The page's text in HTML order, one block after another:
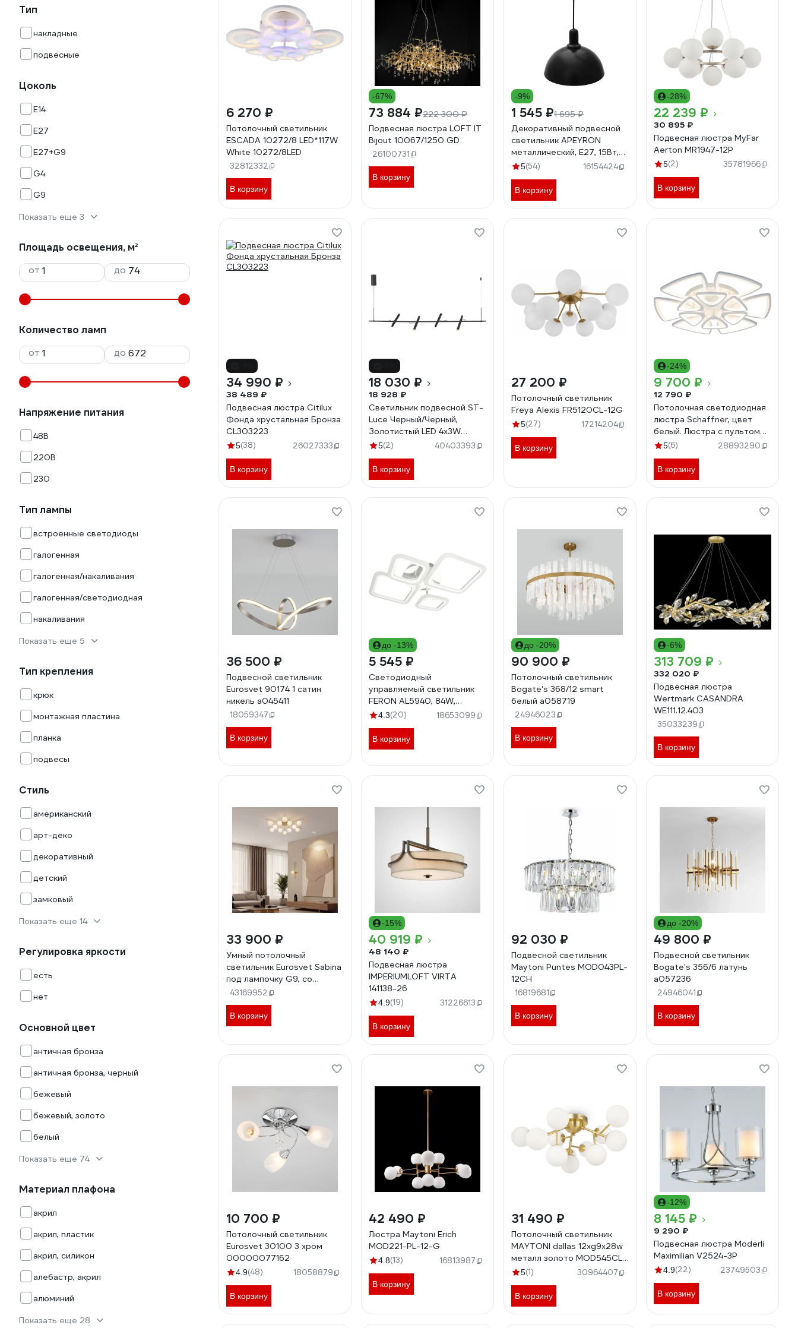
Тип
накладные
подвесные
Цоколь
E14
E27
E27+G9
G4
G9
Показать еще 3
Площадь освещения, м²
от
до
Количество ламп
от
до
Напряжение питания
48В
220В
230
Тип лампы
встроенные светодиоды
галогенная
галогенная/накаливания
галогенная/светодиодная
накаливания
Показать еще 5
Тип крепления
крюк
монтажная пластина
планка
подвесы
Стиль
американский
арт-деко
декоративный
детский
замковый
Показать еще 14
Регулировка яркости
есть
нет
Основной цвет
античная бронза
античная бронза, черный
бежевый
бежевый, золото
белый
Показать еще 74
Материал плафона
акрил
акрил, пластик
акрил, силикон
алебастр, акрил
алюминий
Показать еще 28
6 270 ₽
Потолочный светильник
ESCADA 10272/8 LED*117W
White 10272/8LED
32812332
В корзину
-67%
73 884 ₽222 300 ₽
Подвесная люстра LOFT IT
Bijout 10067/1250 GD
26100731
В корзину
-9%
1 545 ₽1 695 ₽
Декоративный подвесной
светильник APEYRON
металлический, Е27, 15Вт,
220В, черный 12-103
5(54) 16154424
В корзину
-28%
22 239 ₽
30 895 ₽
Подвесная люстра MyFar
Aerton MR1947-12P
5(2) 35781966
В корзину
34 990 ₽
38 489 ₽
Подвесная люстра Citilux
Фонда хрустальная Бронза
CL303223
5(38) 26027333
В корзину
18 030 ₽
18 928 ₽
Светильник подвесной ST-
Luce Черный/Черный,
Золотистый LED 4х3W
3000K ST luce
5(2) 40403393
В корзину
27 200 ₽
Потолочный светильник
Freya Alexis FR5120CL-12G
5(27) 17214204
В корзину
-24%
9 700 ₽
12 790 ₽
Потолочная светодиодная
люстра Schaffner, цвет
белый. Люстра с пультом
управления, освещение до
Peligroso 39083 6+6
5(6) 28893290
В корзину
36 500 ₽
Подвесной светильник
Eurosvet 90174 1 сатин
никель a045411
18059347
В корзину
до -13%
5 545 ₽
Светодиодный
управляемый светильник
FERON AL5940, 84W,
3000К-6500K, 5200Lm,
4.3(20) 18653099
В корзину
до -20%
90 900 ₽
Потолочный светильник
Bogate's 368/12 smart
белый a058719
24946023
В корзину
-6%
313 709 ₽
332 020 ₽
Подвесная люстра
Wertmark CASANDRA
WE111.12.403
35033239
В корзину
33 900 ₽
Умный потолочный
светильник Eurosvet Sabina
под лампочку G9, со
стеклянными плафонами
302001/12 латунь a072017
43169952
В корзину
-15%
40 919 ₽
48 140 ₽
Подвесная люстра
IMPERIUMLOFT VIRTA
141138-26
4.9(19) 31226613
В корзину
92 030 ₽
Подвесной светильник
Maytoni Puntes MOD043PL-
12CH
16819681
В корзину
до -20%
49 800 ₽
Подвесной светильник
Bogate's 356/6 латунь
a057236
24946041
В корзину
10 700 ₽
Потолочный светильник
Eurosvet 30100 3 хром
00000077162
4.9(48) 18058879
В корзину
42 490 ₽
Люстра Maytoni Erich
MOD221-PL-12-G
4.8(13) 16813987
В корзину
31 490 ₽
Потолочный светильник
MAYTONI dallas 12хg9x28w
металл золото MOD545CL-
12BS
5(1) 30964407
В корзину
-12%
8 145 ₽
9 290 ₽
Подвесная люстра Moderli
Maximilian V2524-3P
4.9(22) 23749503
В корзину